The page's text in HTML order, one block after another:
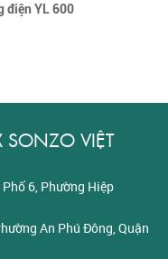
điện YL 600
VIỆT
6, Phường Hiệp
An Phú Đông, Quận